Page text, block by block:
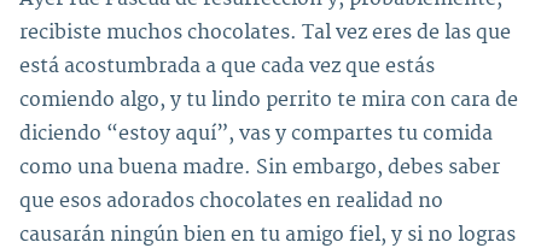
recibiste muchos chocolates. Tal vez eres de las que
está acostumbrada a que cada vez que estás
comiendo algo, y tu lindo perrito te mira con cara de
diciendo “estoy aquí”, vas y compartes tu comida
como una buena madre. Sin embargo, debes saber
que esos adorados chocolates en realidad no
causarán ningún bien en tu amigo fiel, y si no logras